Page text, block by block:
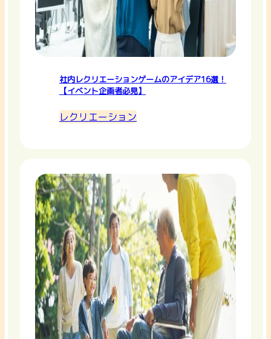
社内レクリエーションゲームのアイデア16選！
【イベント企画者必見】
レクリエーション